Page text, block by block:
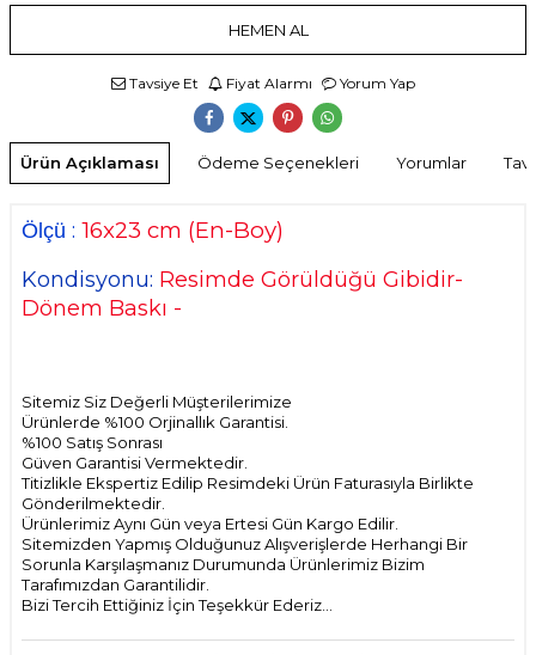
HEMEN AL
Tavsiye Et Fiyat Alarmı Yorum Yap
Ürün Açıklaması Ödeme Seçenekleri Yorumlar
Ölçü : 16x23 cm (En-Boy)
Kondisyonu: Resimde Görüldüğü Gibidir-
Dönem Baskı -
Sitemiz Siz Değerli Müşterilerimize
Ürünlerde %100 Orjinallık Garantisi.
%100 Satış Sonrası
Güven Garantisi Vermektedir.
Titizlikle Ekspertiz Edilip Resimdeki Ürün Faturasıyla Birlikte
Gönderilmektedir.
Ürünlerimiz Aynı Gün veya Ertesi Gün Kargo Edilir.
Sitemizden Yapmış Olduğunuz Alışverişlerde Herhangi Bir
Sorunla Karşılaşmanız Durumunda Ürünlerimiz Bizim
Tarafımızdan Garantilidir.
Bizi Tercih Ettiğiniz İçin Teşekkür Ederiz...